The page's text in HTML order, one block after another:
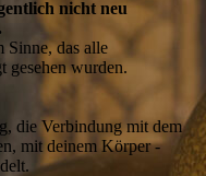
nicht neu
Sinne, das alle
gesehen wurden.
die Verbindung mit dem
mit deinem Körper -